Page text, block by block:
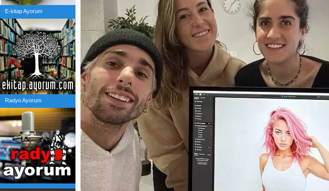
E-kitap Ayorum
Radyo Ayorum